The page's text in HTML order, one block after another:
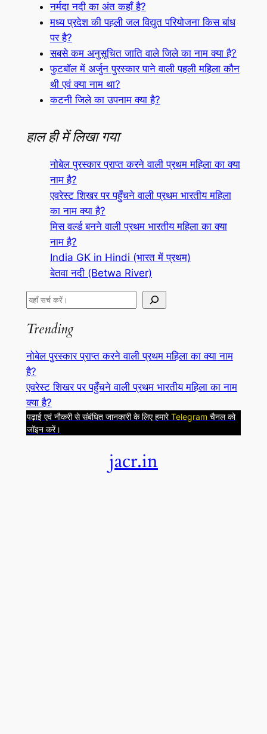
नर्मदा नदी का अंत कहाँ है?
मध्य प्रदेश की पहली जल विद्युत परियोजना किस बांध
पर है?
सबसे कम अनुसूचित जाति वाले जिले का नाम क्या है?
फुटबॉल में अर्जुन पुरस्कार पाने वाली पहली महिला कौन
थी एवं क्या नाम था?
कटनी जिले का उपनाम क्या है?
हाल ही में लिखा गया
नोबेल पुरस्कार प्राप्त करने वाली प्रथम महिला का क्या
नाम है?
एवरेस्ट शिखर पर पहुँचने वाली प्रथम भारतीय महिला
का नाम क्या है?
मिस वर्ल्ड बनने वाली प्रथम भारतीय महिला का क्या
नाम है?
India GK in Hindi (भारत में प्रथम)
बेतवा नदी (Betwa River)
S
a
c
h
Trending
नोबेल पुरस्कार प्राप्त करने वाली प्रथम महिला का क्या नाम
है?
एवरेस्ट शिखर पर पहुँचने वाली प्रथम भारतीय महिला का नाम
क्या है?
पढ़ाई एवं नौकरी से संबंधित जानकारी के लिए हमारे Telegram चैनल को
जॉइन करें।
jacr.in